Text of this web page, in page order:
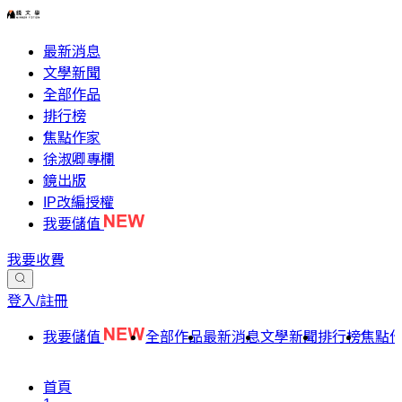
最新消息
文學新聞
全部作品
排行榜
焦點作家
徐淑卿專欄
鏡出版
IP改編授權
我要儲值
我要收費
登入/註冊
我要儲值 全部作品最新消息文學新聞排行榜焦點
首頁